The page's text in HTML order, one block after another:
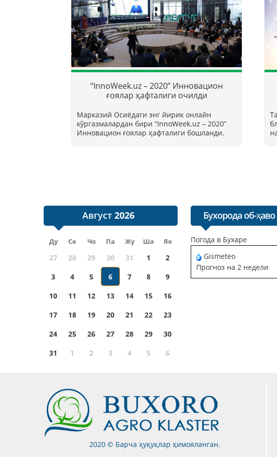
“InnoWeek.uz – 2020” Инновацион
ғоялар ҳафталиги очилди
Марказий Осиёдаги энг йирик онлайн
кўргазмалардан бири “InnoWееk.uz – 2020”
Инновацион ғоялар ҳафталиги бошланди.
Август
Ду Се Чо Па Жу Ша Як
27 28 29 30 31 1
2
3
4 5 6 7 8
9
10
11 12 13 14 15
16
17
18 19 20 21 22
23
24
25 26 27 28 29
30
31
1 2 3 4 5 6
Бухорода об-ҳаво
Погода в Бухаре
Gismeteo
Прогноз на 2 недели
2020 © Барча ҳуқуқлар ҳимояланган.